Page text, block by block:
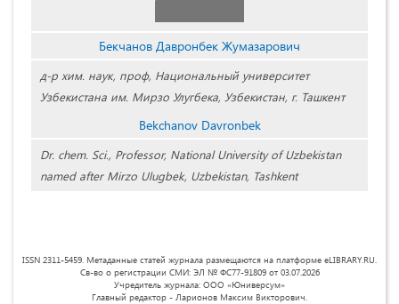
Бекчанов Давронбек Жумазарович
д-р хим. наук, проф, Национальный университет
Узбекистана им. Мирзо Улугбека, Узбекистан, г. Ташкент
Bekchanov Davronbek
Dr. chem. Sci., Professor, National University of Uzbekistan
named after Mirzo Ulugbek, Uzbekistan, Tashkent
ISSN 2311-5459. Метаданные статей журнала размещаются на платформе eLIBRARY.RU.
Св-во о регистрации СМИ: ЭЛ № ФС77-91809 от 03.07.2026
Учредитель журнала: ООО «Юниверсум»
Главный редактор - Ларионов Максим Викторович.